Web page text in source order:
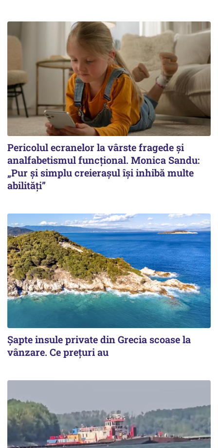
Pericolul ecranelor la vârste fragede și
analfabetismul funcțional. Monica Sandu:
„Pur și simplu creierașul își inhibă multe
abilități”
Șapte insule private din Grecia scoase la
vânzare. Ce prețuri au